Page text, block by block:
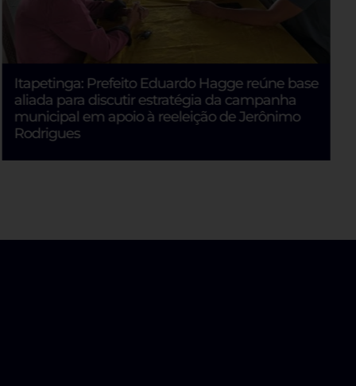
Itapetinga: Prefeito Eduardo Hagge reúne base
aliada para discutir estratégia da campanha
municipal em apoio à reeleição de Jerônimo
Rodrigues